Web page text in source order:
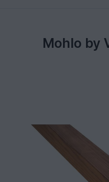
Mohlo by